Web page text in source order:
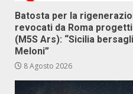
Batosta per la
revocati da Roma
(M5S Ars): “Sicilia
Meloni”
8 Agosto 2026